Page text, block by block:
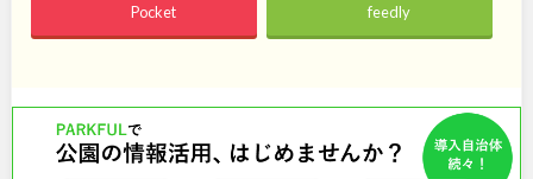
岐阜 静岡
Pocket feedly